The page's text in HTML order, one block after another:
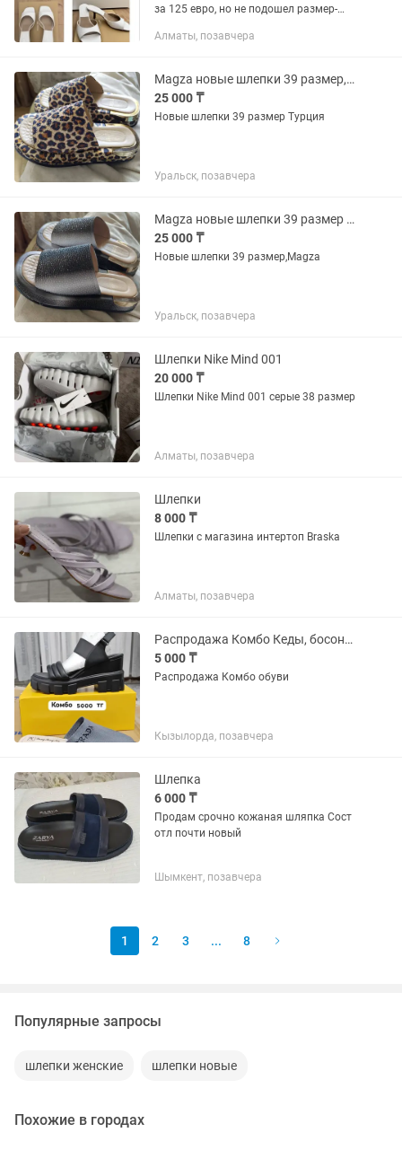
за 125 евро, но не подошел размер-
Алматы, позавчера
Magza новые шлепки 39 размер,но могут идти и на 38 размер.Турция
25 000 ₸
Новые шлепки 39 размер Турция
Уральск, позавчера
Magza новые шлепки 39 размер Турция
25 000 ₸
Новые шлепки 39 размер,Magza
Уральск, позавчера
Шлепки Nike Mind 001
20 000 ₸
Шлепки Nike Mind 001 серые 38 размер
Алматы, позавчера
Шлепки
8 000 ₸
Шлепки с магазина интертоп Braska
Алматы, позавчера
Распродажа Комбо Кеды, босоножки, Красовский, туфли, шлёпки
5 000 ₸
Распродажа Комбо обуви
Кызылорда, позавчера
Шлепка
6 000 ₸
Продам срочно кожаная шляпка Сост
отл почти новый
Шымкент, позавчера
1 2 3 ... 8
Популярные запросы
шлепки женские шлепки новые
Похожие в городах